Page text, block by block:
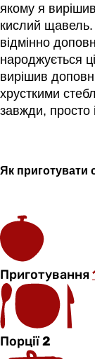
якому я
кислий щавель.
відмінно
народжується
вирішив
хрусткими
завжди, просто
Як приготувати
Приготування
Порції2